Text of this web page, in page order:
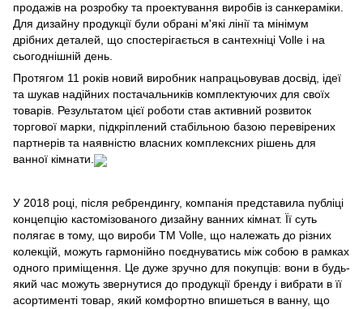
продажів на розробку та проектування виробів із санкераміки.
Для дизайну продукції були обрані м'які лінії та мінімум
дрібних деталей, що спостерігається в сантехніці Volle і на
сьогоднішній день.
Протягом 11 років новий виробник напрацьовував досвід, ідеї
та шукав надійних постачальників комплектуючих для своїх
товарів. Результатом цієї роботи став активний розвиток
торгової марки, підкріплений стабільною базою перевірених
партнерів та наявністю власних комплексних рішень для
ванної кімнати.
У 2018 році, після ребрендингу, компанія представила публіці
концепцію кастомізованого дизайну ванних кімнат. Її суть
полягає в тому, що вироби ТМ Volle, що належать до різних
колекцій, можуть гармонійно поєднуватись між собою в рамках
одного приміщення. Це дуже зручно для покупців: вони в будь-
який час можуть звернутися до продукції бренду і вибрати в її
асортименті товар, який комфортно впишеться в ванну, що